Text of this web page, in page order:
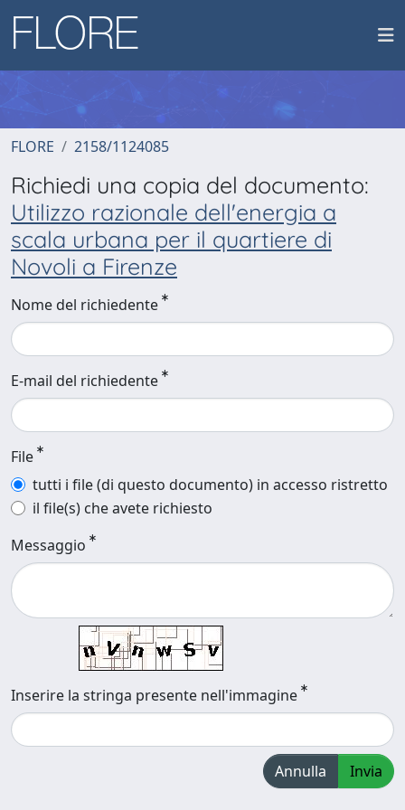
FLORE 2158/1124085
Richiedi una copia del documento:
Utilizzo razionale dell'energia a
scala urbana per il quartiere di
Novoli a Firenze
Nome del richiedente
E-mail del richiedente
File
tutti i file (di questo documento) in accesso ristretto
il file(s) che avete richiesto
Messaggio
Inserire la stringa presente nell'immagine
Annulla Invia